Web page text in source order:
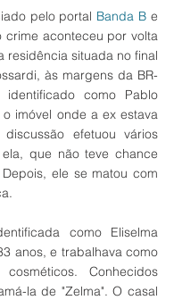
pelo portal Banda B
crime aconteceu por volta
residência situada no final
às margens da BR-
identificado como Pablo
o imóvel onde a ex estava
efetuou vários
que não teve chance
ele se matou com
como Eliselma
anos, e trabalhava como
Conhecidos
la de "Zelma". O casal